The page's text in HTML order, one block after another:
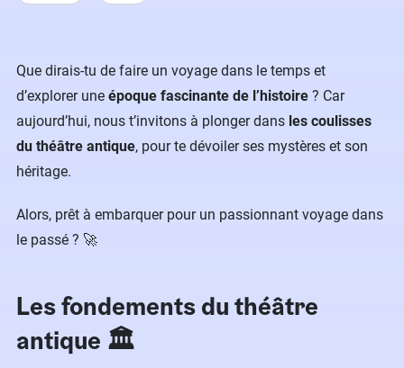
Que dirais-tu de faire un voyage dans le temps et
d’explorer une époque fascinante de l’histoire ? Car
aujourd’hui, nous t’invitons à plonger dans les coulisses
du théâtre antique, pour te dévoiler ses mystères et son
héritage.
Alors, prêt à embarquer pour un passionnant voyage dans
le passé ? 🚀
Les fondements du théâtre
antique 🏛